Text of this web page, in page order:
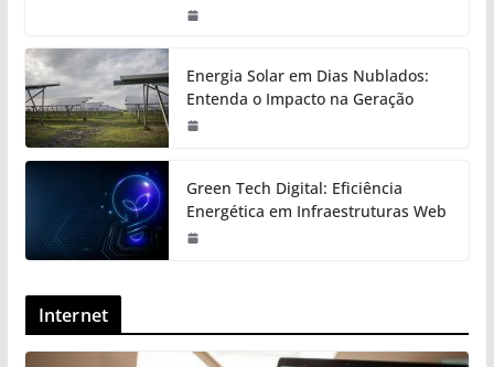
Energia Solar em Dias Nublados:
Entenda o Impacto na Geração
Green Tech Digital: Eficiência
Energética em Infraestruturas Web
Internet